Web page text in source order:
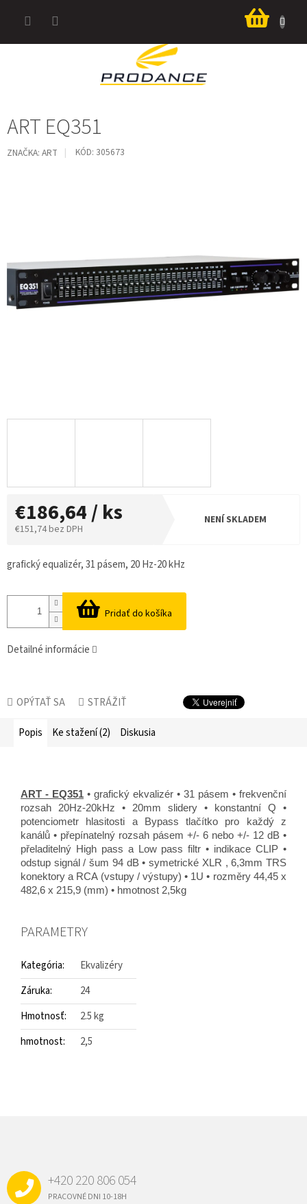
košík
ART EQ351
ZNAČKA: ART KÓD: 305673
€186,64 / ks
€151,74 bez DPH
cena:
NENÍ SKLADEM
Pridať do košíka
grafický equalizér, 31 pásem, 20 Hz-20 kHz
Detailné informácie
OPÝTAŤ SA STRÁŽIŤ
Popis Ke stažení (2) Diskusia
ART - EQ351 • grafický ekvalizér • 31 pásem • frekvenční
rozsah 20Hz-20kHz • 20mm slidery • konstantní Q •
potenciometr hlasitosti a Bypass tlačítko pro každý z
kanálů • přepínatelný rozsah pásem +/- 6 nebo +/- 12 dB •
přeladitelný High pass a Low pass filtr • indikace CLIP •
odstup signál / šum 94 dB • symetrické XLR , 6,3mm TRS
konektory a RCA (vstupy / výstupy) • 1U • rozměry 44,45 x
482,6 x 215,9 (mm) • hmotnost 2,5kg
PARAMETRY
Kategória:
Ekvalizéry
Záruka:
24
Hmotnosť:
2.5 kg
hmotnost: 2,5
+420 220 806 054
PRACOVNÉ DNI 10-18H